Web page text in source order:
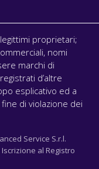
proprietari;
nomi
marchi di
d’altre
esplicativo ed a
di violazione dei
Service S.r.l.
al Registro